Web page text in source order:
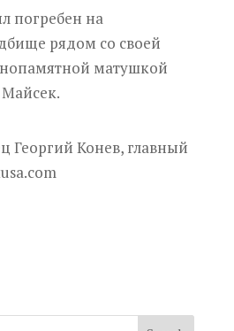
погребен на
рядом со своей
матушкой
Георгий Конев, главный